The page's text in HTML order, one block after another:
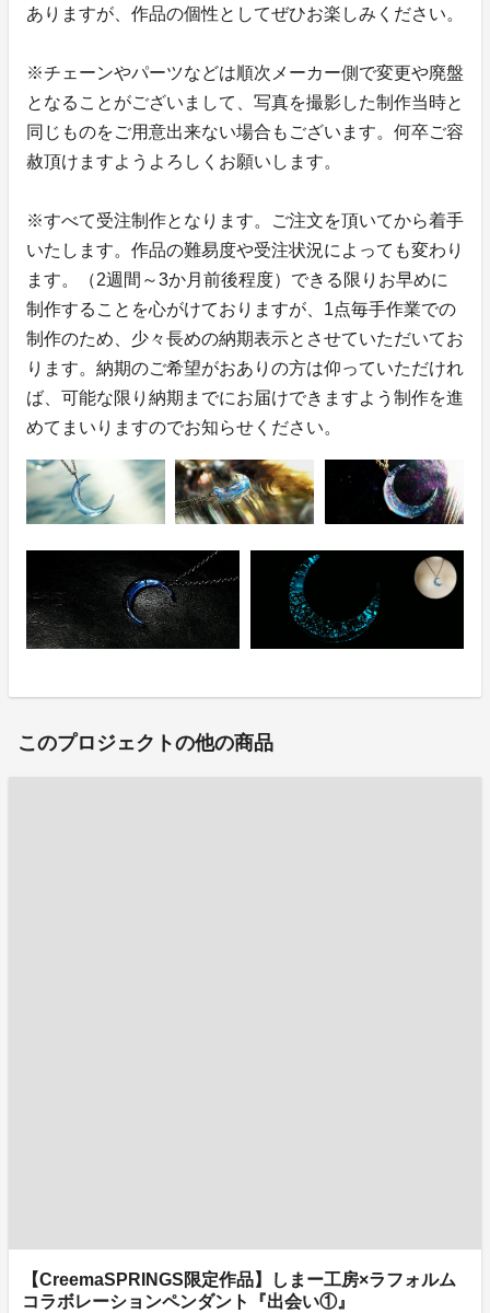
ありますが、作品の個性としてぜひお楽しみください。
※チェーンやパーツなどは順次メーカー側で変更や廃盤
となることがございまして、写真を撮影した制作当時と
同じものをご用意出来ない場合もございます。何卒ご容
赦頂けますようよろしくお願いします。
※すべて受注制作となります。ご注文を頂いてから着手
いたします。作品の難易度や受注状況によっても変わり
ます。（2週間～3か月前後程度）できる限りお早めに
制作することを心がけておりますが、1点毎手作業での
制作のため、少々長めの納期表示とさせていただいてお
ります。納期のご希望がおありの方は仰っていただけれ
ば、可能な限り納期までにお届けできますよう制作を進
めてまいりますのでお知らせください。
このプロジェクトの他の商品
【CreemaSPRINGS限定作品】しまー工房×ラフォルム
コラボレーションペンダント『出会い①』